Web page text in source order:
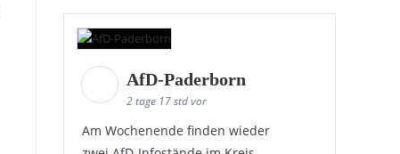
AfD-Paderborn
2 tage 17 std vor
Am Wochenende finden wieder